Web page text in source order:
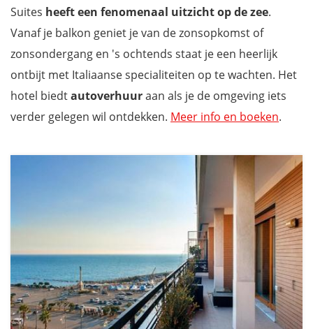
Suites heeft een fenomenaal uitzicht op de zee.
Vanaf je balkon geniet je van de zonsopkomst of
zonsondergang en 's ochtends staat je een heerlijk
ontbijt met Italiaanse specialiteiten op te wachten. Het
hotel biedtautoverhuuraan als je de omgeving iets
verder gelegen wil ontdekken. Meer info en boeken.